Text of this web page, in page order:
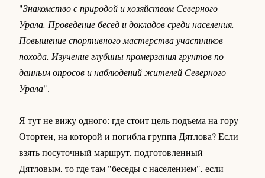
"Знакомство с природой и хозяйством Северного
Урала. Проведение бесед и докладов среди населения.
Повышение спортивного мастерства участников
похода. Изучение глубины промерзания грунтов по
данным опросов и наблюдений жителей Северного
Урала".
Я тут не вижу одного: где стоит цель подъема на гору
Отортен, на которой и погибла группа Дятлова? Если
взять посуточный маршрут, подготовленный
Дятловым, то где там "беседы с населением", если